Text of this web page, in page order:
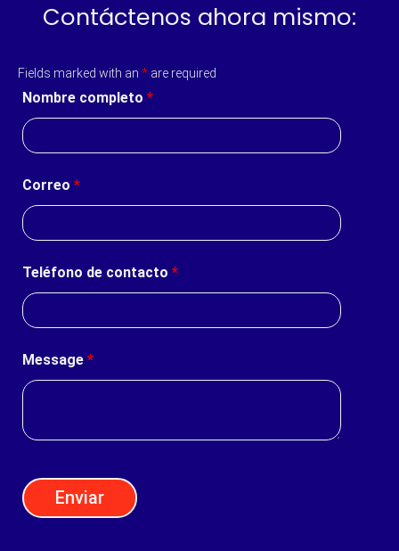
Contáctenos ahora mismo:
Fields marked with an * are required
Nombre completo *
Correo *
Teléfono de contacto *
Message *